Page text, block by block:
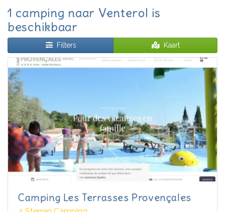
1 camping naar Venterol is
beschikbaar
Filters Kaart
Camping Les Terrasses Provençales